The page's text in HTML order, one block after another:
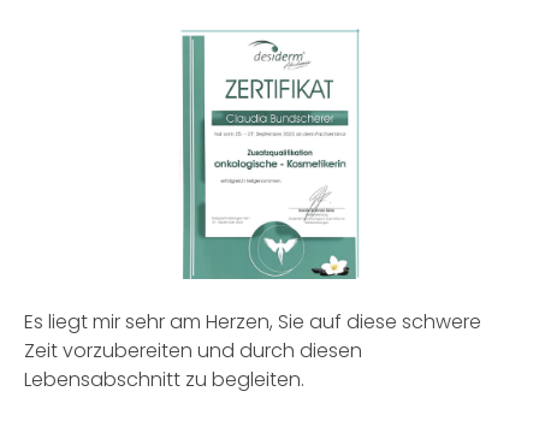
Es liegt mir sehr am Herzen, Sie auf diese schwere
Zeit vorzubereiten und durch diesen
Lebensabschnitt zu begleiten.